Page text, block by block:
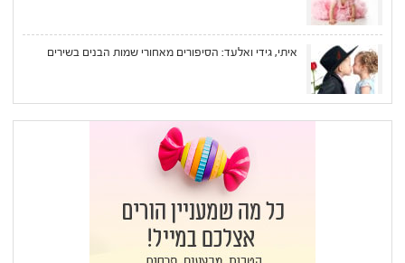
איתי, גידי ואלעד: הסיפורים מאחורי שמות הבנים בשירים